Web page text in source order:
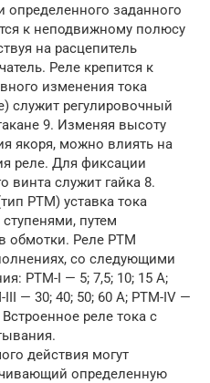
заданного
к неподвижному полюсу
на расцепитель
Реле крепится к
изменения тока
служит регулировочный
9. Изменяя высоту
якоря, можно влиять на
реле. Для фиксации
винта служит гайка 8.
РТМ) уставка тока
путем
обмотки. Реле РТМ
со следующими
PTM-I — 5; 7,5; 10; 15 А;
— 30; 40; 50; 60 A; PTM-IV —
реле тока с
действия могут
определенную